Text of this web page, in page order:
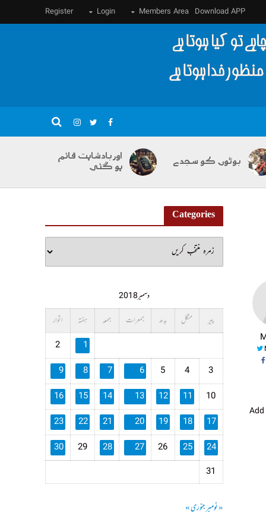
Download APP
Members Area
Login
Register
بوٹوں کو سجدے
اور بادشاہت قائم
ہو گئی
Categories
دسمبر 2018
پیر
منگل بدھ جمعرات جمعہ ہفتہ اتوار
1
2
3
4
5
6
7
8
9
10
11
12
13
14
15
16
17
18
19
20
21
22
23
24
25
26
27
28
29
30
31
« نومبرجنوری »